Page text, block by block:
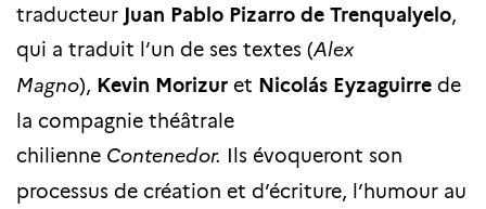
traducteur Juan Pablo Pizarro de Trenqualyelo,
qui a traduit l’un de ses textes (Alex
Magno), Kevin Morizur et Nicolás Eyzaguirre de
la compagnie théâtrale
chilienne Contenedor. Ils évoqueront son
processus de création et d’écriture, l’humour au